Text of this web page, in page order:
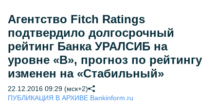
Агентство Fitch Ratings
подтвердило долгосрочный
рейтинг Банка УРАЛСИБ на
уровне «В», прогноз по рейтингу
изменен на «Стабильный»
22.12.2016 09:29 (мск+2)
ПУБЛИКАЦИЯ В АРХИВЕ Bankinform.ru